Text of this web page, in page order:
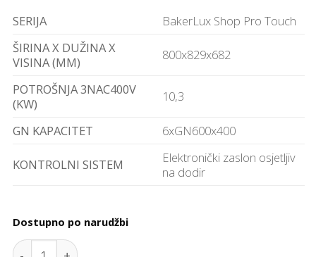
SERIJA
BakerLux Shop Pro Touch
ŠIRINA X DUŽINA X
VISINA (MM)
800x829x682
POTROŠNJA 3NAC400V
(KW)
10,3
GN KAPACITET 6xGN600x400
KONTROLNI SISTEM
Elektronički zaslon osjetljiv
na dodir
Dostupno po narudžbi
Peć Unox 6 plehova 600x400mm, Unox quantity